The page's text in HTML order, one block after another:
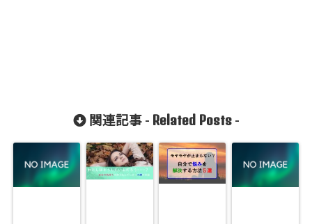
関連記事 - Related Posts-